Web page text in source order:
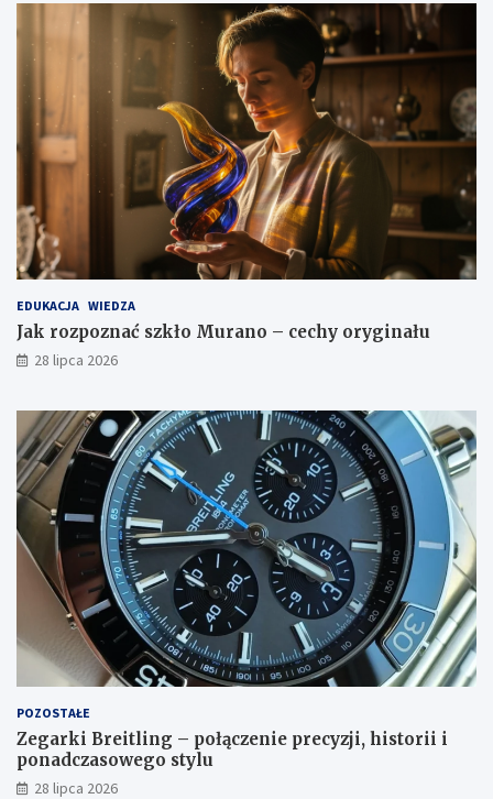
EDUKACJA WIEDZA
Jak rozpoznać szkło Murano – cechy oryginału
28 lipca 2026
POZOSTAŁE
Zegarki Breitling – połączenie precyzji, historii i
ponadczasowego stylu
28 lipca 2026